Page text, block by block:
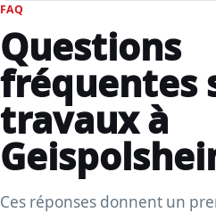
FAQ
Questions
fréquentes
travaux à
Ces réponses donnent un